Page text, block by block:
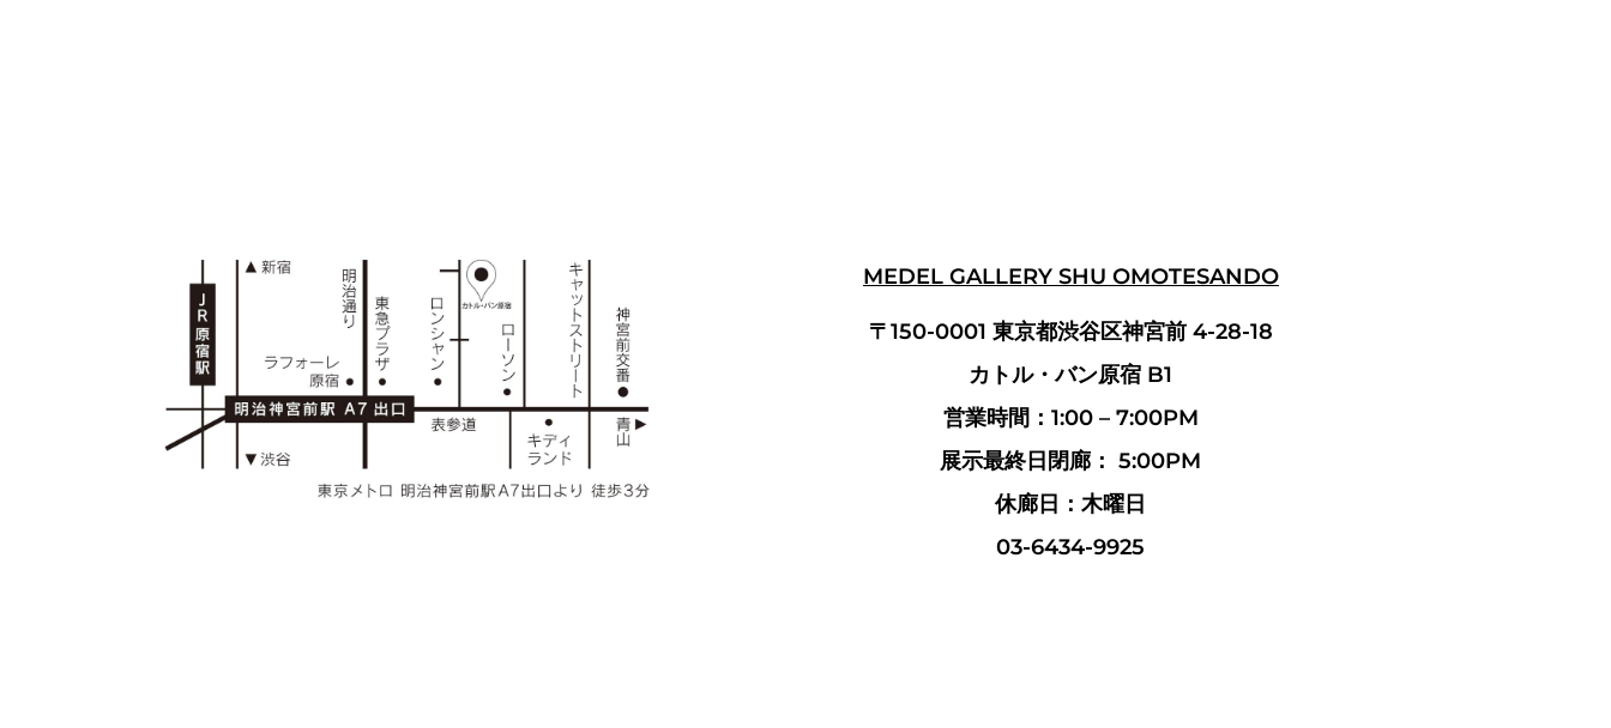
MEDEL GALLERY SHU OMOTESANDO
〒150-0001 東京都渋谷区神宮前 4-28-18
カトル・バン原宿 B1
営業時間：1:00 – 7:00PM
展示最終日閉廊： 5:00PM
休廊日：木曜日
03-6434-9925